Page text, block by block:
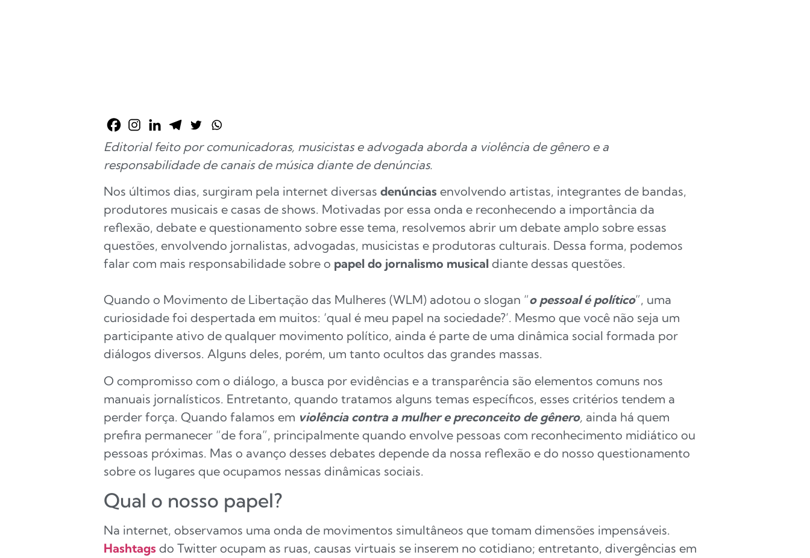
Editorial feito por comunicadoras, musicistas e advogada aborda a violência de gênero e a
responsabilidade de canais de música diante de denúncias.
Nos últimos dias, surgiram pela internet diversas denúncias envolvendo artistas, integrantes de bandas,
produtores musicais e casas de shows. Motivadas por essa onda e reconhecendo a importância da
reflexão, debate e questionamento sobre esse tema, resolvemos abrir um debate amplo sobre essas
questões, envolvendo jornalistas, advogadas, musicistas e produtoras culturais. Dessa forma, podemos
falar com mais responsabilidade sobre o papel do jornalismo musical diante dessas questões.
Quando o Movimento de Libertação das Mulheres (WLM) adotou o slogan “o pessoal é político”, uma
curiosidade foi despertada em muitos: ‘qual é meu papel na sociedade?’. Mesmo que você não seja um
participante ativo de qualquer movimento político, ainda é parte de uma dinâmica social formada por
diálogos diversos. Alguns deles, porém, um tanto ocultos das grandes massas.
O compromisso com o diálogo, a busca por evidências e a transparência são elementos comuns nos
manuais jornalísticos. Entretanto, quando tratamos alguns temas específicos, esses critérios tendem a
perder força. Quando falamos em violência contra a mulher e preconceito de gênero, ainda há quem
prefira permanecer “de fora”, principalmente quando envolve pessoas com reconhecimento midiático ou
pessoas próximas. Mas o avanço desses debates depende da nossa reflexão e do nosso questionamento
sobre os lugares que ocupamos nessas dinâmicas sociais.
Qual o nosso papel?
Na internet, observamos uma onda de movimentos simultâneos que tomam dimensões impensáveis.
Hashtags do Twitter ocupam as ruas, causas virtuais se inserem no cotidiano; entretanto, divergências em